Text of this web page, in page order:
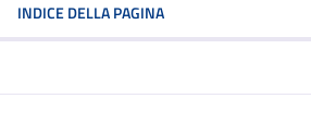
INDICE DELLA PAGINA